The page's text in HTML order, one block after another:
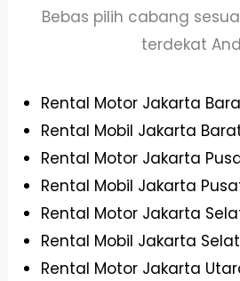
Bebas pilih cabang
terdekat
Rental Motor Jakarta
Rental Mobil Jakarta
Rental Motor Jakarta
Rental Mobil Jakarta
Rental Motor Jakarta
Rental Mobil Jakarta
Rental Motor Jakarta